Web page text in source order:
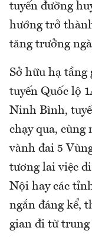
tuyến đường
hướng trở
tăng trưởng
Sở hữu hạ
tuyến Quốc lộ
Ninh Bình,
chạy qua, cùng
vành đai 5
tương lai việc
Nội hay các
ngắn đáng kể,
gian đi từ trung